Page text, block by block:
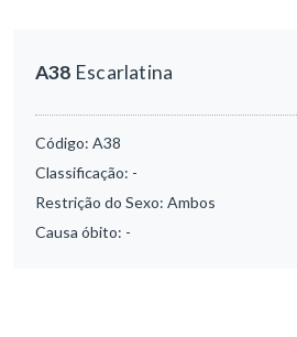
A38 Escarlatina
Código: A38
Classificação: -
Restrição do Sexo: Ambos
Causa óbito: -